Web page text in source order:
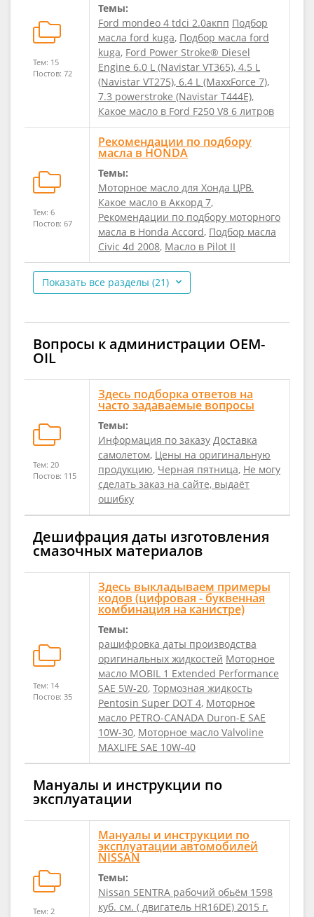
Тем: 15
Постов: 72
Темы:
Ford mondeo 4 tdci 2.0акпп Подбор
масла ford kuga, Подбор масла ford
kuga, Ford Power Stroke® Diesel
Engine 6.0 L (Navistar VT365), 4.5 L
(Navistar VT275), 6.4 L (MaxxForce 7),
7.3 powerstroke (Navistar T444E),
Какое масло в Ford F250 V8 6 литров
Тем: 6
Постов: 67
Рекомендации по подбору
масла в HONDA
Темы:
Моторное масло для Хонда ЦРВ.
Какое масло в Аккорд 7,
Рекомендации по подбору моторного
масла в Honda Accord, Подбор масла
Civic 4d 2008, Масло в Pilot II
Показать все разделы (21)
Вопросы к администрации ОЕM-
OIL
Тем: 20
Постов: 115
Здесь подборка ответов на
часто задаваемые вопросы
Темы:
Информация по заказу Доставка
самолетом, Цены на оригинальную
продукцию, Черная пятница, Не могу
сделать заказ на сайте, выдаёт
ошибку
Дешифрация даты изготовления
смазочных материалов
Тем: 14
Постов: 35
Здесь выкладываем примеры
кодов (цифровая - буквенная
комбинация на канистре)
Темы:
рашифровка даты производства
оригинальных жидкостей Моторное
масло MOBIL 1 Extended Performance
SAE 5W-20, Тормозная жидкость
Pentosin Super DOT 4, Моторное
масло PETRO-CANADA Duron-E SAE
10W-30, Моторное масло Valvoline
MAXLIFE SAE 10W-40
Мануалы и инструкции по
эксплуатации
Тем: 2
Мануалы и инструкции по
эксплуатации автомобилей
NISSAN
Темы:
Nissan SENTRA рабочий обьём 1598
куб. см. ( двигатель HR16DE) 2015 г.